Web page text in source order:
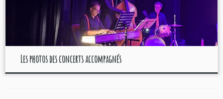
Les photos des concerts accompagnés